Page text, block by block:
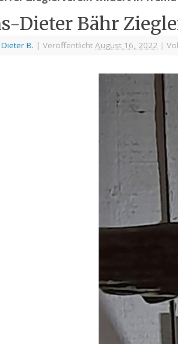
Dieter Bähr
B. | Veröffentlicht August 16, 2022 |